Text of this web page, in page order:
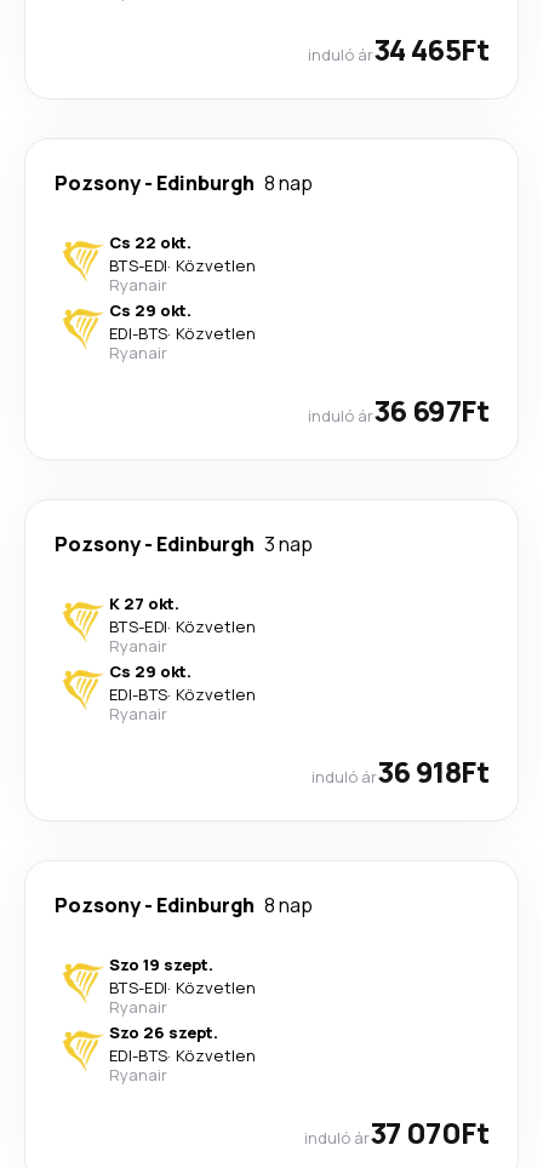
induló ár34 465Ft
Pozsony- Edinburgh 8 nap
Cs 22 okt.
BTS-EDI· Közvetlen
Ryanair
Cs 29 okt.
EDI-BTS· Közvetlen
Ryanair
induló ár36 697Ft
Pozsony- Edinburgh 3 nap
K 27 okt.
BTS-EDI· Közvetlen
Ryanair
Cs 29 okt.
EDI-BTS· Közvetlen
Ryanair
induló ár36 918Ft
Pozsony- Edinburgh 8 nap
Szo 19 szept.
BTS-EDI· Közvetlen
Ryanair
Szo 26 szept.
EDI-BTS· Közvetlen
Ryanair
induló ár37 070Ft